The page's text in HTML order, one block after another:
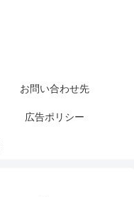
お問い合わせ先
広告ポリシー